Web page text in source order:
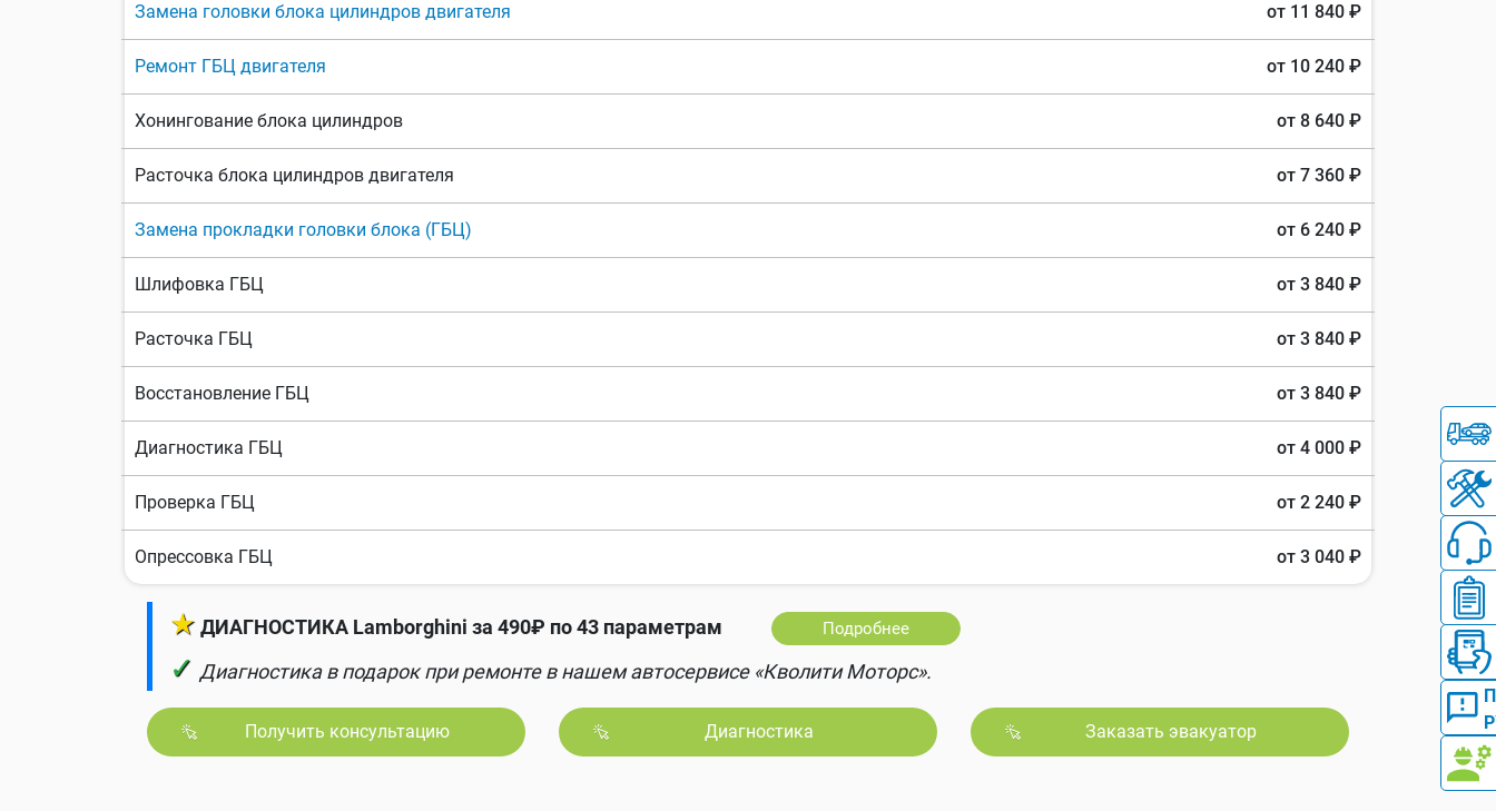
Замена головки блока цилиндров двигателя от 11 840 ₽
Ремонт ГБЦ двигателя от 10 240 ₽
Хонингование блока цилиндров от 8 640 ₽
Расточка блока цилиндров двигателя от 7 360 ₽
Замена прокладки головки блока (ГБЦ) от 6 240 ₽
Шлифовка ГБЦ от 3 840 ₽
Расточка ГБЦ от 3 840 ₽
Восстановление ГБЦ от 3 840 ₽
Диагностика ГБЦ от 4 000 ₽
Проверка ГБЦ от 2 240 ₽
Опрессовка ГБЦ от 3 040 ₽
★ ДИАГНОСТИКА Lamborghini за 490₽ по 43 параметрам Подробнее
✓ Диагностика в подарок при ремонте в нашем автосервисе «Кволити Моторс».
Получить консультацию Диагностика Заказать эвакуатор